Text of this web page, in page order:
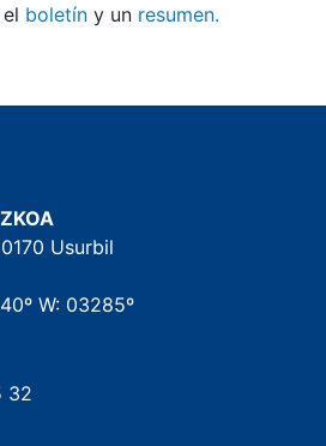
boletín y un resumen.
Usurbil
W: 03285º
32